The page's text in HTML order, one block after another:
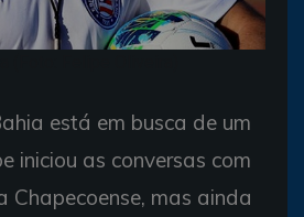
está em busca de um
iniciou as conversas com
Chapecoense, mas ainda